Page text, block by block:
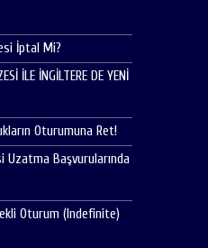
İptal Mi?
İLE İNGİLTERE DE YENİ
Oturumuna Ret!
Uzatma Başvurularında
Oturum (Indefinite)